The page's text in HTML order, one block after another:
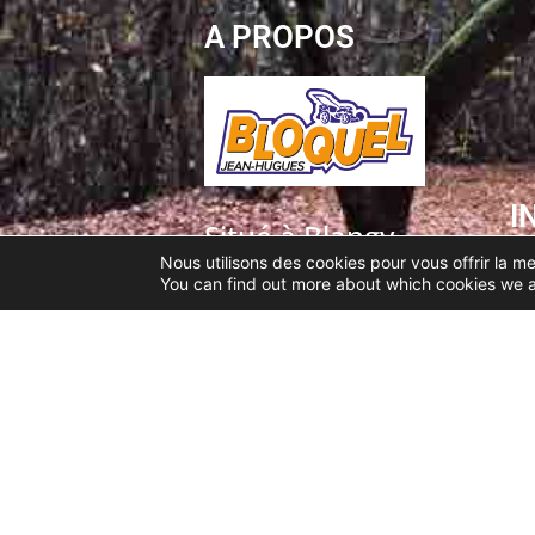
A PROPOS
Situé à Blangy-
sur-Bresle, le
magasin
Nous utilisons des cookies pour vous offrir la
You can find out more about which cookies we